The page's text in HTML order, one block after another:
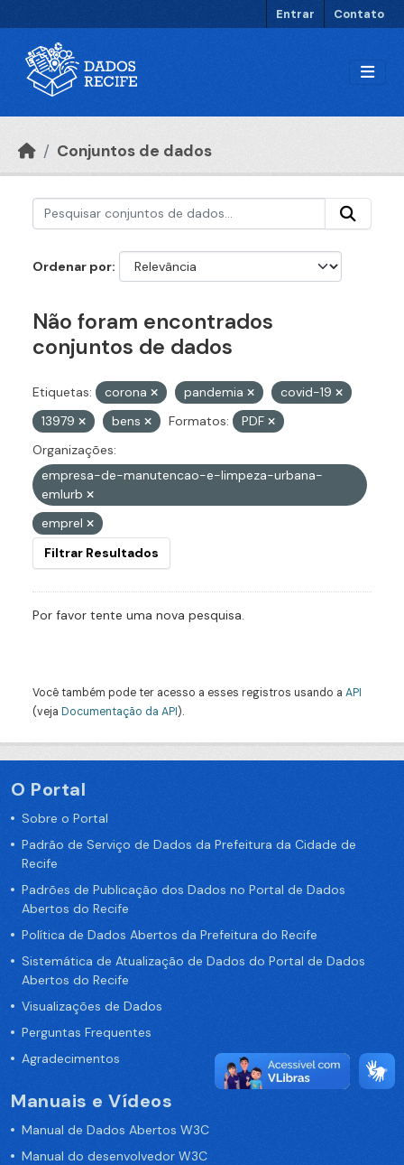
Entrar Contato
Conjuntos de dados
Ordenar por
Não foram encontrados
conjuntos de dados
Etiquetas: corona pandemia
covid-19
13979
bens Formatos:
PDF
Organizações:
empresa-de-manutencao-e-limpeza-urbana-
emlurb
emprel
Filtrar Resultados
Por favor tente uma nova pesquisa.
Você também pode ter acesso a esses registros usando a API
(veja Documentação da API).
O Portal
Sobre o Portal
Padrão de Serviço de Dados da Prefeitura da Cidade de
Recife
Padrões de Publicação dos Dados no Portal de Dados
Abertos do Recife
Política de Dados Abertos da Prefeitura do Recife
Sistemática de Atualização de Dados do Portal de Dados
Abertos do Recife
Visualizações de Dados
Perguntas Frequentes
Agradecimentos
Manuais e Vídeos
Manual de Dados Abertos W3C
Manual do desenvolvedor W3C